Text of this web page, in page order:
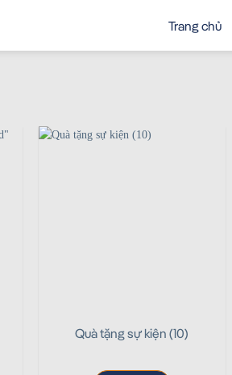
Trang chủ
Quà tặng sự kiện (10)